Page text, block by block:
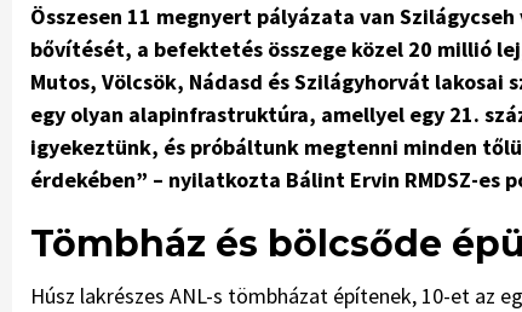
Összesen 11 megnyert pályázata van
bővítését, a befektetés összege közel 20 millió
Mutos, Völcsök, Nádasd és Szilágyhorvát lakosai
egy olyan alapinfrastruktúra, amellyel egy 21.
igyekeztünk, és próbáltunk megtenni minden
érdekében” – nyilatkozta Bálint Ervin RMDSZ-es
Tömbház és bölcsőde
Húsz lakrészes ANL-s tömbházat építenek, 10-et az